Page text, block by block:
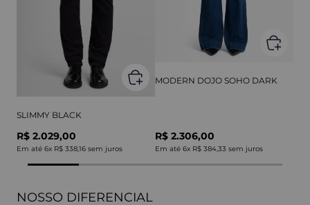
SLIMMY BLACK
R$ 2.029,00
Em até 6x R$ 338,16 sem juros
MODERN DOJO SOHO DARK
R$ 2.306,00
Em até 6x R$ 384,33 sem juros
NOSSO DIFERENCIAL